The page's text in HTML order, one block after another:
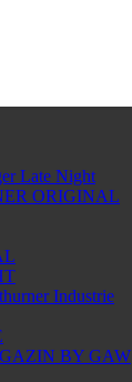
Late Night
ORIGINAL
Industrie
BY GAW